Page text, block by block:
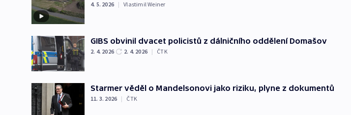
4. 5. 2026 | Vlastimil Weiner
GIBS obvinil dvacet policistů z dálničního oddělení Domašov
2. 4. 2026 2. 4. 2026 | ČTK
Starmer věděl o Mandelsonovi jako riziku, plyne z dokumentů
11. 3. 2026 | ČTK